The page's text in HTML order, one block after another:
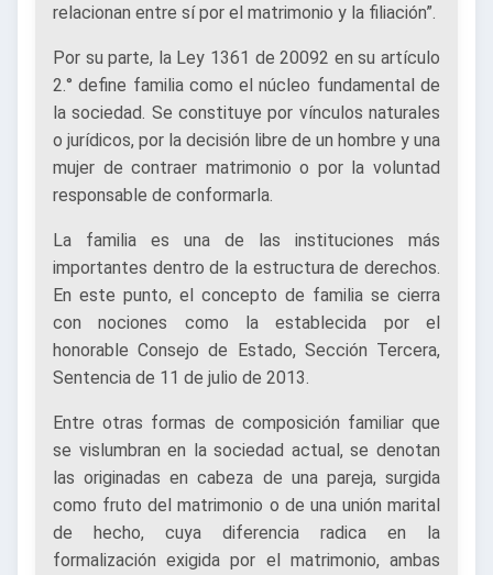
relacionan entre sí por el matrimonio y la filiación”.
Por su parte, la Ley 1361 de 20092 en su artículo
2.° define familia como el núcleo fundamental de
la sociedad. Se constituye por vínculos naturales
o jurídicos, por la decisión libre de un hombre y una
mujer de contraer matrimonio o por la voluntad
responsable de conformarla.
La familia es una de las instituciones más
importantes dentro de la estructura de derechos.
En este punto, el concepto de familia se cierra
con nociones como la establecida por el
honorable Consejo de Estado, Sección Tercera,
Sentencia de 11 de julio de 2013.
Entre otras formas de composición familiar que
se vislumbran en la sociedad actual, se denotan
las originadas en cabeza de una pareja, surgida
como fruto del matrimonio o de una unión marital
de hecho, cuya diferencia radica en la
formalización exigida por el matrimonio, ambas